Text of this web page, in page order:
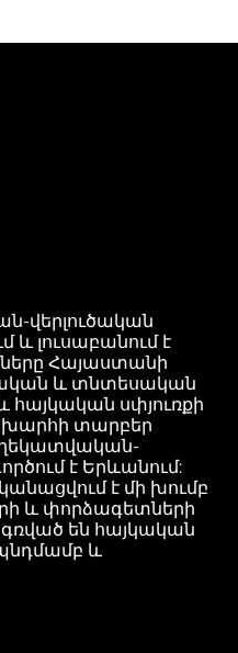
վերլուծական
և լուսաբանում է
Հայաստանի
և տնտեսական
հայկական սփյուռքի
տարբեր
է Երևանում:
է մի խումբ
և փորձագետների
են հայկական
և